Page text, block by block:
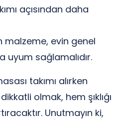
açısından daha
malzeme, evin genel
uyum sağlamalıdır.
takımı alırken
olmak, hem şıklığı
Unutmayın ki,